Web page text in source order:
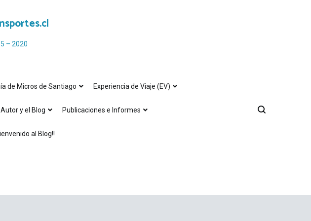
– 2020
de Micros de Santiago Experiencia de Viaje (EV)
y el Blog Publicaciones e Informes
al Blog!!